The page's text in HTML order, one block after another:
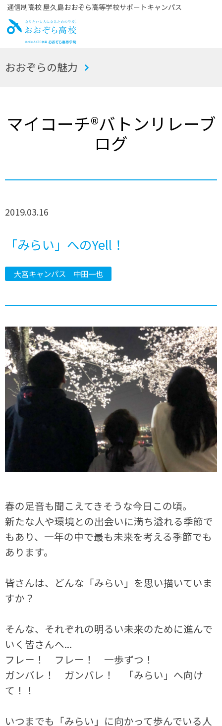
通信制高校 屋久島おおぞら高等学校サポートキャンパス
お
おおぞらの魅力
マイコーチ®バトンリレーブ
ログ
2019.03.16
「みらい」へのYell！
大宮キャンパス 中田一也
春の足音も聞こえてきそうな今日この頃。
新たな人や環境との出会いに満ち溢れる季節で
もあり、一年の中で最も未来を考える季節でも
あります。
皆さんは、どんな「みらい」を思い描いていま
すか？
そんな、それぞれの明るい未来のために進んで
いく皆さんへ...
フレー！ フレー！ 一歩ずつ！
ガンバレ！ ガンバレ！ 「みらい」へ向け
て！！
いつまでも「みらい」に向かって歩んでいる人